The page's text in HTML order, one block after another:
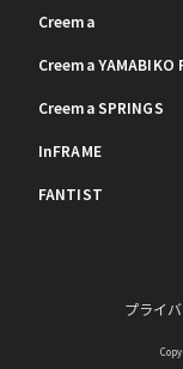
Creema
Creema YAMABIKO
Creema SPRINGS
InFRAME
FANTIST
プライ